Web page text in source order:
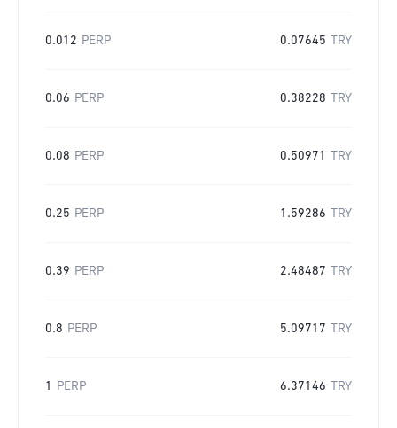
0.012 PERP 0.07645 TRY
0.06 PERP 0.38228 TRY
0.08 PERP 0.50971 TRY
0.25 PERP 1.59286 TRY
0.39 PERP 2.48487 TRY
0.8 PERP 5.09717 TRY
1 PERP 6.37146 TRY